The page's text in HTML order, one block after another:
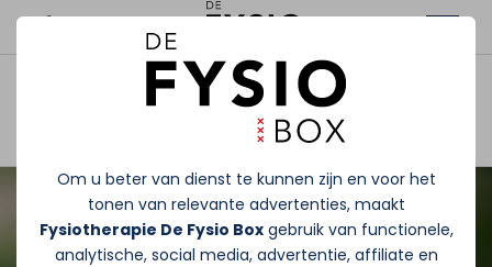
Om u beter van dienst te kunnen zijn en voor het
tonen van relevante advertenties, maakt
Fysiotherapie De Fysio Boxgebruik van functionele,
analytische, social media, advertentie, affiliate en
Afspraak maken